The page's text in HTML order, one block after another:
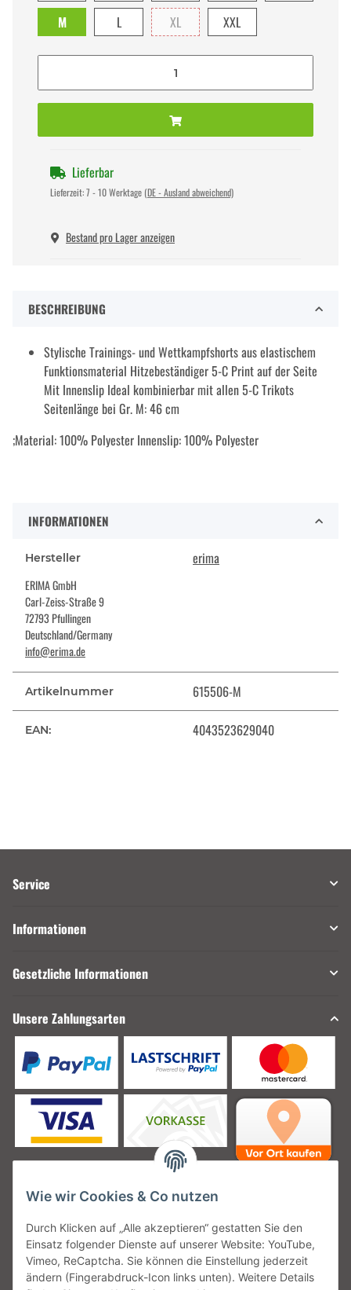
M
L XL XXL
Lieferbar
Lieferzeit:7 - 10 Werktage (DE - Ausland abweichend)
Bestand pro Lager anzeigen
BESCHREIBUNG
Stylische Trainings- und Wettkampfshorts aus elastischem
Funktionsmaterial Hitzebeständiger 5-C Print auf der Seite
Mit Innenslip Ideal kombinierbar mit allen 5-C Trikots
Seitenlänge bei Gr. M: 46 cm
;Material: 100% Polyester Innenslip: 100% Polyester
INFORMATIONEN
Hersteller erima
ERIMA GmbH
Carl-Zeiss-Straße 9
72793 Pfullingen
Deutschland/Germany
info@erima.de
Artikelnummer 615506-M
EAN: 4043523629040
Service
Informationen
Gesetzliche Informationen
Unsere Zahlungsarten
Unsere Versanddienstleister
Wie wir Cookies & Co nutzen
Durch Klicken auf „Alle akzeptieren“ gestatten Sie den
Einsatz folgender Dienste auf unserer Website: YouTube,
Vimeo, ReCaptcha. Sie können die Einstellung jederzeit
ändern (Fingerabdruck-Icon links unten). Weitere Details